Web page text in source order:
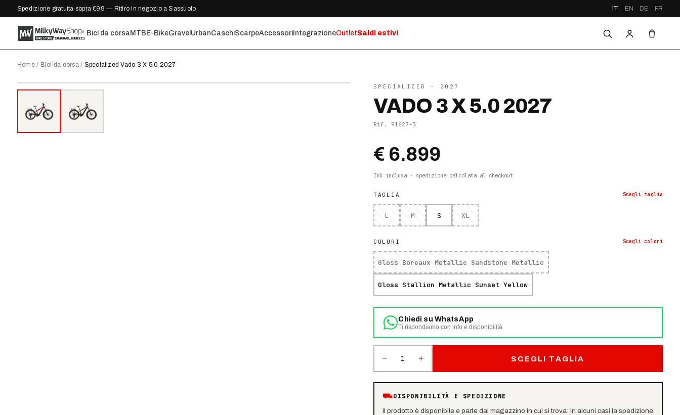
Spedizione gratuita sopra €99 — Ritiro in negozio a Sassuolo IT EN DE FR
Bici da corsa MTB E-BikeGravel UrbanCaschiScarpeAccessoriIntegrazioneOutletSaldi estivi
Home/ Bici da corsa/ Specialized Vado 3 X 5.0 2027
SPECIALIZED · 2027
VADO 3 X 5.0 2027
Rif. 91627-3
€ 6.899
IVA inclusa · spedizione calcolata al checkout
TAGLIA Scegli taglia
L M S XL
COLORI Scegli colori
Gloss Boreaux Metallic Sandstone Metallic
Gloss Stallion Metallic Sunset Yellow
Chiedi su WhatsApp
Ti rispondiamo con info e disponibilità
− 1 + SCEGLI TAGLIA
⛟DISPONIBILITÀ E SPEDIZIONE
Il prodotto è disponibile e parte dal magazzino in cui si trova: in alcuni casi la spedizione